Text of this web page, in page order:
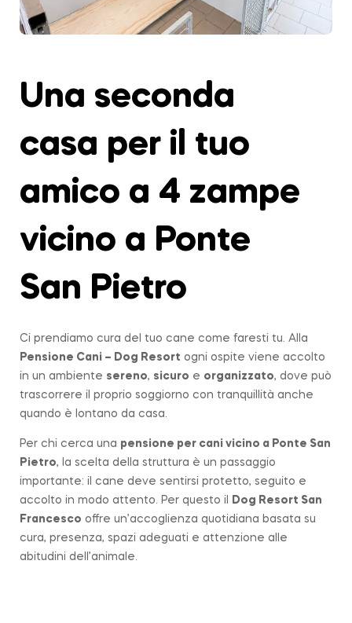
Una seconda
casa per il tuo
amico a 4 zampe
vicino a Ponte
San Pietro
Ci prendiamo cura del tuo cane come faresti tu. Alla
Pensione Cani – Dog Resort ogni ospite viene accolto
in un ambiente sereno, sicuro e organizzato, dove può
trascorrere il proprio soggiorno con tranquillità anche
quando è lontano da casa.
Per chi cerca una pensione per cani vicino a Ponte San
Pietro, la scelta della struttura è un passaggio
importante: il cane deve sentirsi protetto, seguito e
accolto in modo attento. Per questo il
Dog Resort San
Francesco offre un’accoglienza quotidiana basata su
cura, presenza, spazi adeguati e attenzione alle
abitudini dell’animale.